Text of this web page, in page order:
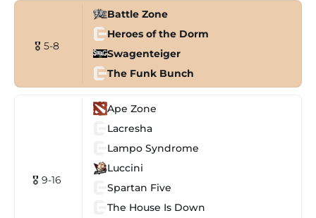
🎖 5-8
Battle Zone
Heroes of the Dorm
Swagenteiger
The Funk Bunch
🎖 9-16
Ape Zone
Lacresha
Lampo Syndrome
Luccini
Spartan Five
The House Is Down